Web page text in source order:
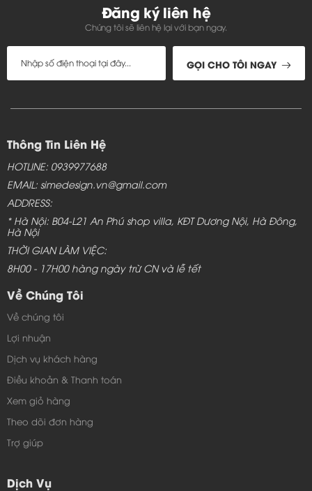
Đăng ký liên hệ
Chúng tôi sẽ liên hệ lại với bạn ngay.
GỌI CHO TÔI NGAY
Thông Tin Liên Hệ
HOTLINE: 0939977688
EMAIL: simedesign.vn@gmail.com
ADDRESS:
* Hà Nội: B04-L21 An Phú shop villa, KĐT Dương Nội, Hà Đông,
Hà Nội
THỜI GIAN LÀM VIỆC:
8H00 - 17H00 hàng ngày trừ CN và lễ tết
Về Chúng Tôi
Về chúng tôi
Lợi nhuận
Dịch vụ khách hàng
Điều khoản & Thanh toán
Xem giỏ hàng
Theo dõi đơn hàng
Trợ giúp
Dịch Vụ